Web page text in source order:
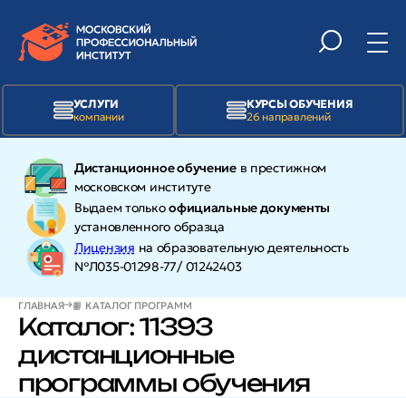
УСЛУГИ
компании
КУРСЫ ОБУЧЕНИЯ
26 направлений
Дистанционное обучениев престижном
московском институте
Выдаем толькоофициальные документы
установленного образца
Лицензия на образовательную деятельность
№Л035-01298-77/ 01242403
ГЛАВНАЯ 📙 КАТАЛОГ ПРОГРАММ
Каталог: 11393
дистанционные
программы обучения